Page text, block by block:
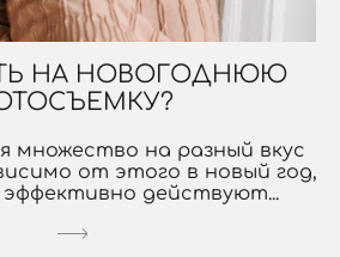
НА НОВОГОДНЮЮ
множество на разный вкус
от этого в новый год,
эффективно действуют...